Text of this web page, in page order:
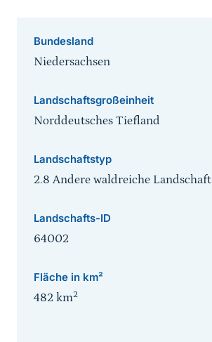
Bundesland
Niedersachsen
Landschaftsgroßeinheit
Norddeutsches Tiefland
Landschaftstyp
2.8 Andere waldreiche Landschaft
Landschafts-ID
64002
Fläche in km²
482 km2